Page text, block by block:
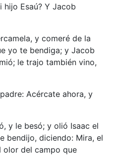
hijo Esaú? Y Jacob
y comeré de la
yo te bendiga; y Jacob
le trajo también vino,
Acércate ahora, y
y le besó; y olió Isaac el
bendijo, diciendo: Mira, el
olor del campo que